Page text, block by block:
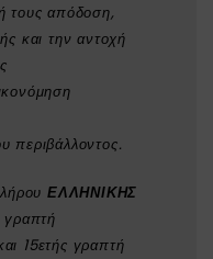
τους απόδοση,
και την αντοχή
περιβάλλοντος.
ΕΛΛΗΝΙΚΗΣ
γραπτή
15ετής γραπτή